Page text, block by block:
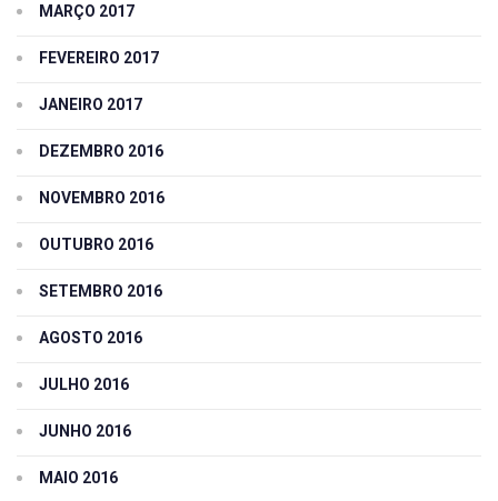
MARÇO 2017
FEVEREIRO 2017
JANEIRO 2017
DEZEMBRO 2016
NOVEMBRO 2016
OUTUBRO 2016
SETEMBRO 2016
AGOSTO 2016
JULHO 2016
JUNHO 2016
MAIO 2016